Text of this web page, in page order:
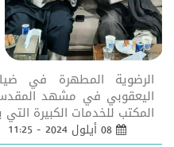
الرضوية المطهرة في
اليعقوبي في مشهد
المكتب للخدمات الكبيرة